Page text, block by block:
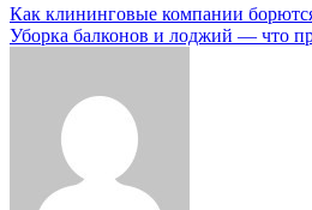
Навигация
по
Как клининговые компании
Уборка балконов и лоджий — что